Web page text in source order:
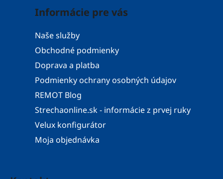
Informácie pre vás
Naše služby
Obchodné podmienky
Doprava a platba
Podmienky ochrany osobných údajov
REMOT Blog
Strechaonline.sk - informácie z prvej ruky
Velux konfigurátor
Moja objednávka